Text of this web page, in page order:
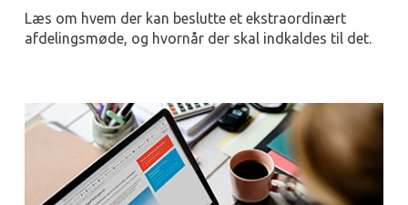
Læs om hvem der kan beslutte et ekstraordinært
afdelingsmøde, og hvornår der skal indkaldes til det.